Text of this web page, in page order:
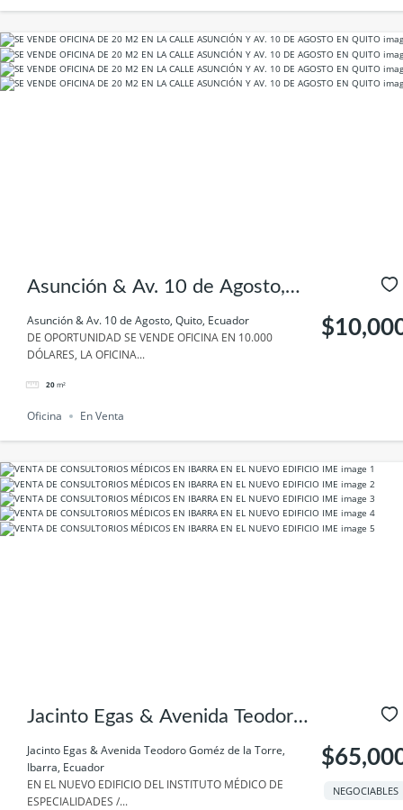
Asunción & Av. 10 de Agosto,
Quito, Ecuador
Asunción & Av. 10 de Agosto, Quito, Ecuador
DE OPORTUNIDAD SE VENDE OFICINA EN 10.000
DÓLARES, LA OFICINA...
20 m²
Oficina En Venta
Jacinto Egas & Avenida Teodoro
Goméz de la Torre, Ibarra,
Ecuador
Jacinto Egas & Avenida Teodoro Goméz de la Torre,
Ibarra, Ecuador
EN EL NUEVO EDIFICIO DEL INSTITUTO MÉDICO DE
ESPECIALIDADES /...
NEGOCIABLES